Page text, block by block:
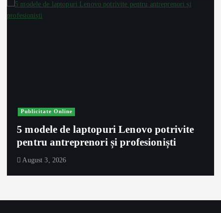
Publicitate Online
5 modele de laptopuri Lenovo potrivite
pentru antreprenori și profesioniști
August 3, 2026